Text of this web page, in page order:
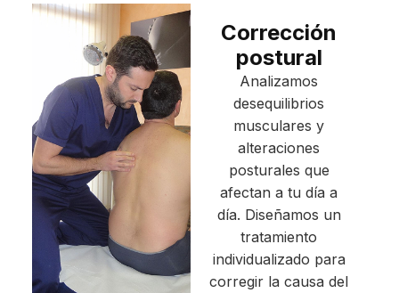
Corrección
postural
Analizamos
desequilibrios
musculares y
alteraciones
posturales que
afectan a tu día a
día. Diseñamos un
tratamiento
individualizado para
corregir la causa del